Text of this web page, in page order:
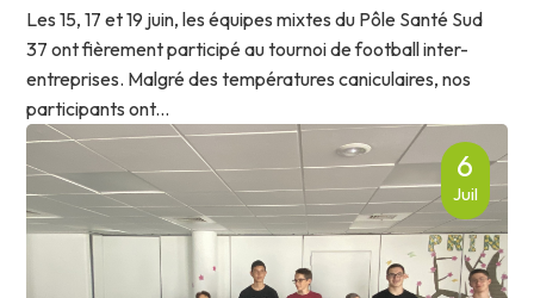
Les 15, 17 et 19 juin, les équipes mixtes du Pôle Santé Sud
37 ont fièrement participé au tournoi de football inter-
entreprises. Malgré des températures caniculaires, nos
participants ont...
6
Juil